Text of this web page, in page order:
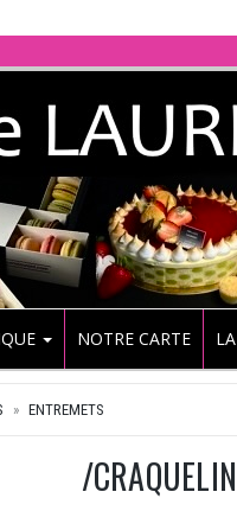
NOTRE CARTE
ENTREMETS
/